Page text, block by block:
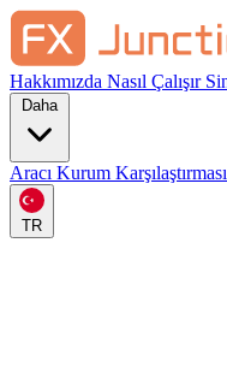
Hakkımızda Nasıl Çalışır
Daha
Aracı Kurum Karşılaştırması
TR